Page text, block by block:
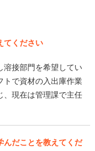
てください
溶接部門を希望してい
トで資材の入出庫作業
、現在は管理課で主任
んだことを教えてくだ